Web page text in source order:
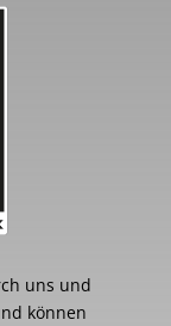
uns und
können